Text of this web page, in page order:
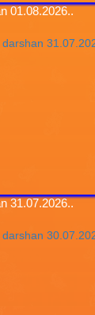
01.08.2026..
31.07.2026..